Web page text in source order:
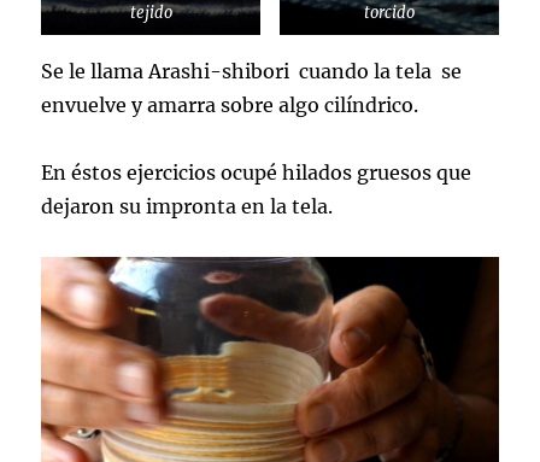
tejido
torcido
Se le llama Arashi-shibori cuando la tela se
envuelve y amarra sobre algo cilíndrico.
En éstos ejercicios ocupé hilados gruesos que
dejaron su impronta en la tela.